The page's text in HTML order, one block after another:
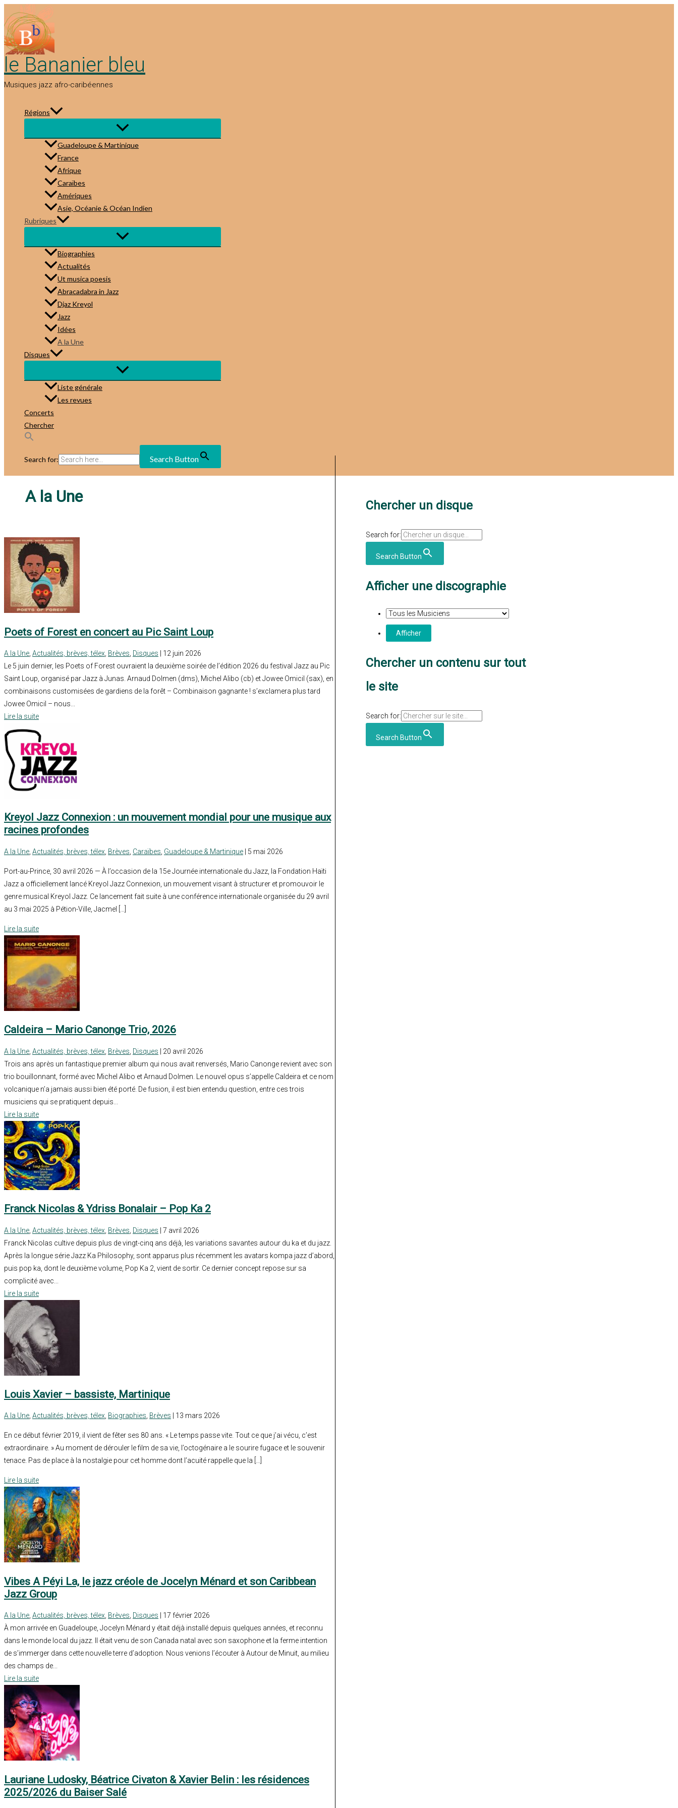
au
contenu
le Bananier bleu
Musiques jazz afro-caribéennes
Régions
Guadeloupe & Martinique
France
Afrique
Caraïbes
Amériques
Asie, Océanie & Océan Indien
Rubriques
Biographies
Actualités
Ut musica poesis
Abracadabra in Jazz
Djaz Kreyol
Jazz
Idées
A la Une
Disques
Liste générale
Les revues
Concerts
Chercher
Search for: Search Button
A la Une
Poets of Forest en concert au Pic Saint Loup
A la Une Actualités, brèves, télex Brèves Disques | 12 juin 2026
Le 5 juin dernier, les Poets of Forest ouvraient la deuxième soirée de l’édition 2026 du festival Jazz au Pic
Saint Loup, organisé par Jazz à Junas. Arnaud Dolmen (dms), Michel Alibo (cb) et Jowee Omicil (sax), en
combinaisons customisées de gardiens de la forêt – Combinaison gagnante ! s’exclamera plus tard
Jowee Omicil – nous...
Lire la suite
Kreyol Jazz Connexion : un mouvement mondial pour une musique aux
racines profondes
A la Une Actualités, brèves, télex Brèves Caraïbes Guadeloupe & Martinique | 5 mai 2026
Port-au-Prince, 30 avril 2026 — À l’occasion de la 15e Journée internationale du Jazz, la Fondation Haïti
Jazz a officiellement lancé Kreyol Jazz Connexion, un mouvement visant à structurer et promouvoir le
genre musical Kreyol Jazz. Ce lancement fait suite à une conférence internationale organisée du 29 avril
au 3 mai 2025 à Pétion-Ville, Jacmel […]
Lire la suite
Caldeira – Mario Canonge Trio, 2026
A la Une Actualités, brèves, télex Brèves Disques | 20 avril 2026
Trois ans après un fantastique premier album qui nous avait renversés, Mario Canonge revient avec son
trio bouillonnant, formé avec Michel Alibo et Arnaud Dolmen. Le nouvel opus s’appelle Caldeira et ce nom
volcanique n’a jamais aussi bien été porté. De fusion, il est bien entendu question, entre ces trois
musiciens qui se pratiquent depuis...
Lire la suite
Franck Nicolas & Ydriss Bonalair – Pop Ka 2
A la Une Actualités, brèves, télex Brèves Disques | 7 avril 2026
Franck Nicolas cultive depuis plus de vingt-cinq ans déjà, les variations savantes autour du ka et du jazz.
Après la longue série Jazz Ka Philosophy, sont apparus plus récemment les avatars kompa jazz d’abord,
puis pop ka, dont le deuxième volume, Pop Ka 2, vient de sortir. Ce dernier concept repose sur sa
complicité avec...
Lire la suite
Louis Xavier – bassiste, Martinique
A la Une, Actualités, brèves, télex, Biographies, Brèves | 13 mars 2026
En ce début février 2019, il vient de fêter ses 80 ans. « Le temps passe vite. Tout ce que j’ai vécu, c’est
extraordinaire. » Au moment de dérouler le film de sa vie, l’octogénaire a le sourire fugace et le souvenir
tenace. Pas de place à la nostalgie pour cet homme dont l’acuité rappelle que la […]
Lire la suite
Vibes A Péyi La, le jazz créole de Jocelyn Ménard et son Caribbean
Jazz Group
A la Une, Actualités, brèves, télex, Brèves, Disques | 17 février 2026
À mon arrivée en Guadeloupe, Jocelyn Ménard y était déjà installé depuis quelques années, et reconnu
dans le monde local du jazz. Il était venu de son Canada natal avec son saxophone et la ferme intention
de s’immerger dans cette nouvelle terre d’adoption. Nous venions l’écouter à Autour de Minuit, au milieu
des champs de...
Lire la suite
Lauriane Ludosky, Béatrice Civaton & Xavier Belin : les résidences
2025/2026 du Baiser Salé
Chercher un disque
Search for:
Search Button
Afficher une discographie
Chercher un contenu sur tout
le site
Search for:
Search Button